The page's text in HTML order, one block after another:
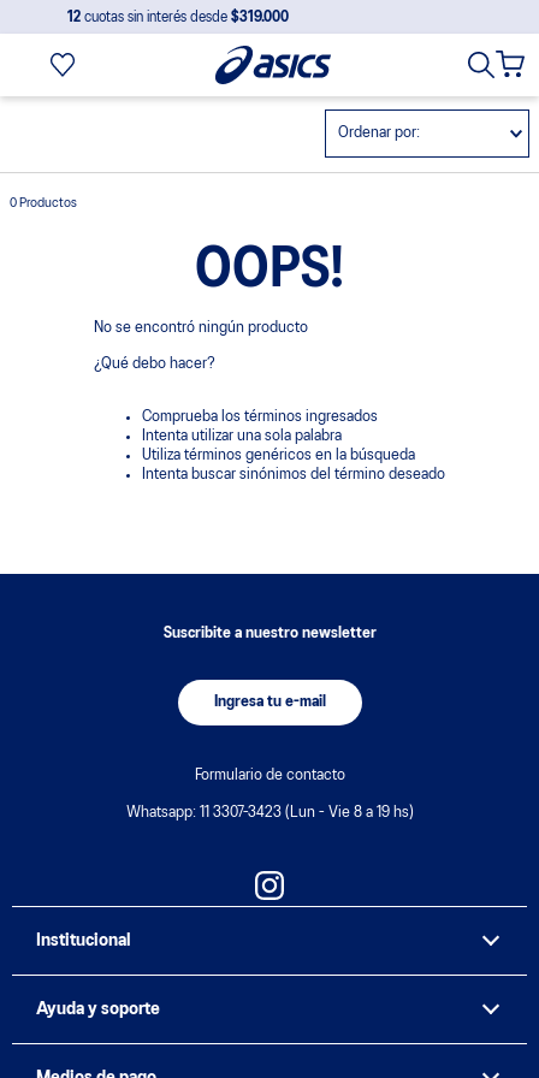
12 cuotas sin interés desde $319.000
Ordenar por
0 Productos
OOPS!
No se encontró ningún producto
¿Qué debo hacer?
Comprueba los términos ingresados
Intenta utilizar una sola palabra
Utiliza términos genéricos en la búsqueda
Intenta buscar sinónimos del término deseado
Suscribite a nuestro newsletter
Ingresa tu e-mail
Formulario de contacto
Whatsapp: 11 3307-3423 (Lun - Vie 8 a 19 hs)
Institucional
Ayuda y soporte